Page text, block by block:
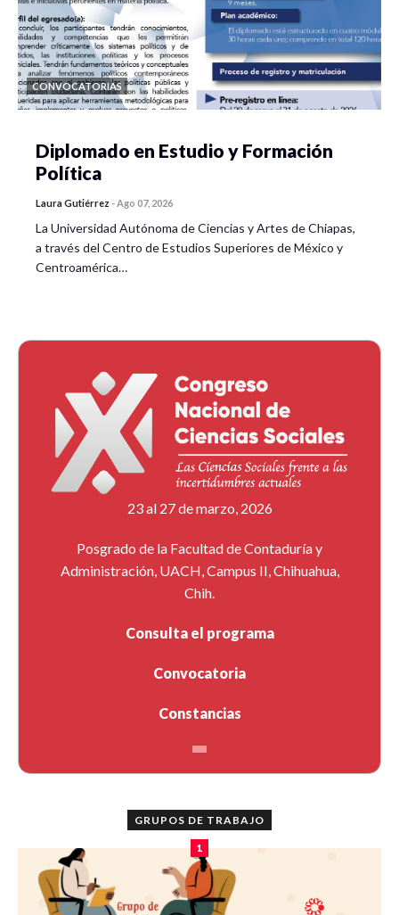
CONVOCATORIAS
Diplomado en Estudio y Formación
Política
Laura Gutiérrez -Ago 07, 2026
La Universidad Autónoma de Ciencias y Artes de Chiapas,
a través del Centro de Estudios Superiores de México y
Centroamérica…
23 al 27 de marzo, 2026
Posgrado de la Facultad de Contaduría y
Administración, UACH, Campus II, Chihuahua,
Chih.
Consulta el programa
Convocatoria
Constancias
GRUPOS DE TRABAJO
1